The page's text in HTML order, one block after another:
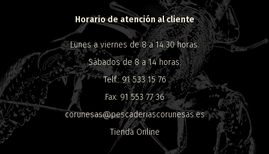
Horario de atención al cliente
Lunes a viernes de 8 a 14:30 horas.
Sábados de 8 a 14 horas.
Telf.: 91 533 15 76
Fax: 91 553 77 36
corunesas@pescaderiascorunesas.es
Tienda Online